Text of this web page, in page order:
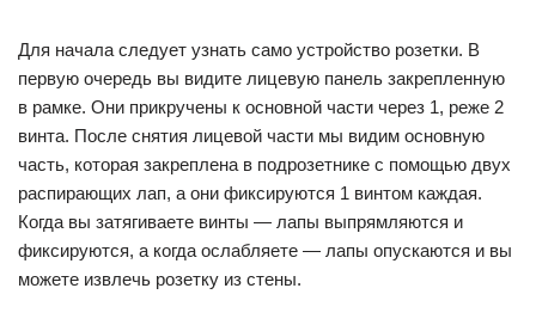
Для начала следует узнать само устройство розетки. В
первую очередь вы видите лицевую панель закрепленную
в рамке. Они прикручены к основной части через 1, реже 2
винта. После снятия лицевой части мы видим основную
часть, которая закреплена в подрозетнике с помощью двух
распирающих лап, а они фиксируются 1 винтом каждая.
Когда вы затягиваете винты — лапы выпрямляются и
фиксируются, а когда ослабляете — лапы опускаются и вы
можете извлечь розетку из стены.